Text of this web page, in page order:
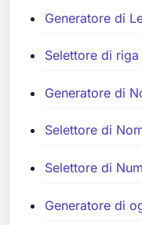
Generatore di
Selettore di riga
Generatore di
Selettore di
Selettore di
Generatore di